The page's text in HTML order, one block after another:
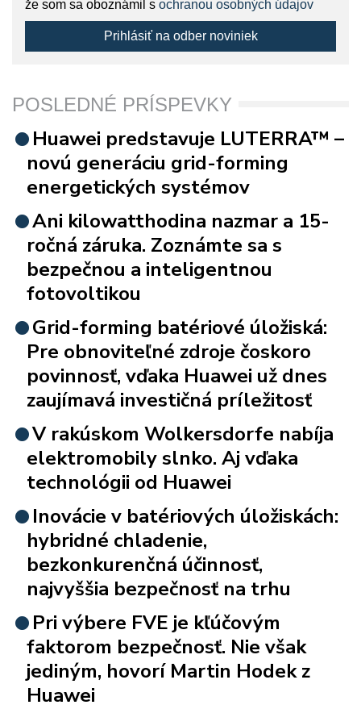
že som sa oboznámil s ochranou osobných údajov
Prihlásiť na odber noviniek
POSLEDNÉ PRÍSPEVKY
Huawei predstavuje LUTERRA™ –
novú generáciu grid-forming
energetických systémov
Ani kilowatthodina nazmar a 15-
ročná záruka. Zoznámte sa s
bezpečnou a inteligentnou
fotovoltikou
Grid-forming batériové úložiská:
Pre obnoviteľné zdroje čoskoro
povinnosť, vďaka Huawei už dnes
zaujímavá investičná príležitosť
V rakúskom Wolkersdorfe nabíja
elektromobily slnko. Aj vďaka
technológii od Huawei
Inovácie v batériových úložiskách:
hybridné chladenie,
bezkonkurenčná účinnosť,
najvyššia bezpečnosť na trhu
Pri výbere FVE je kľúčovým
faktorom bezpečnosť. Nie však
jediným, hovorí Martin Hodek z
Huawei